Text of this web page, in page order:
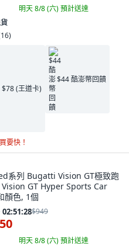
明天 8/8 (六)預計送達
16)
(王道卡)
$44 酷澎幣回饋
要快！
系列 Bugatti Vision GT極致跑
GT Hyper Sports Car
顏色, 1個
02:51:27$949
明天 8/8 (六)預計送達